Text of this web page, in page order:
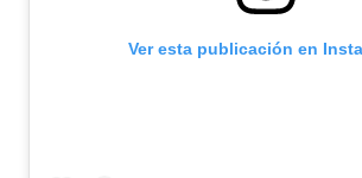
Ver esta publicación en